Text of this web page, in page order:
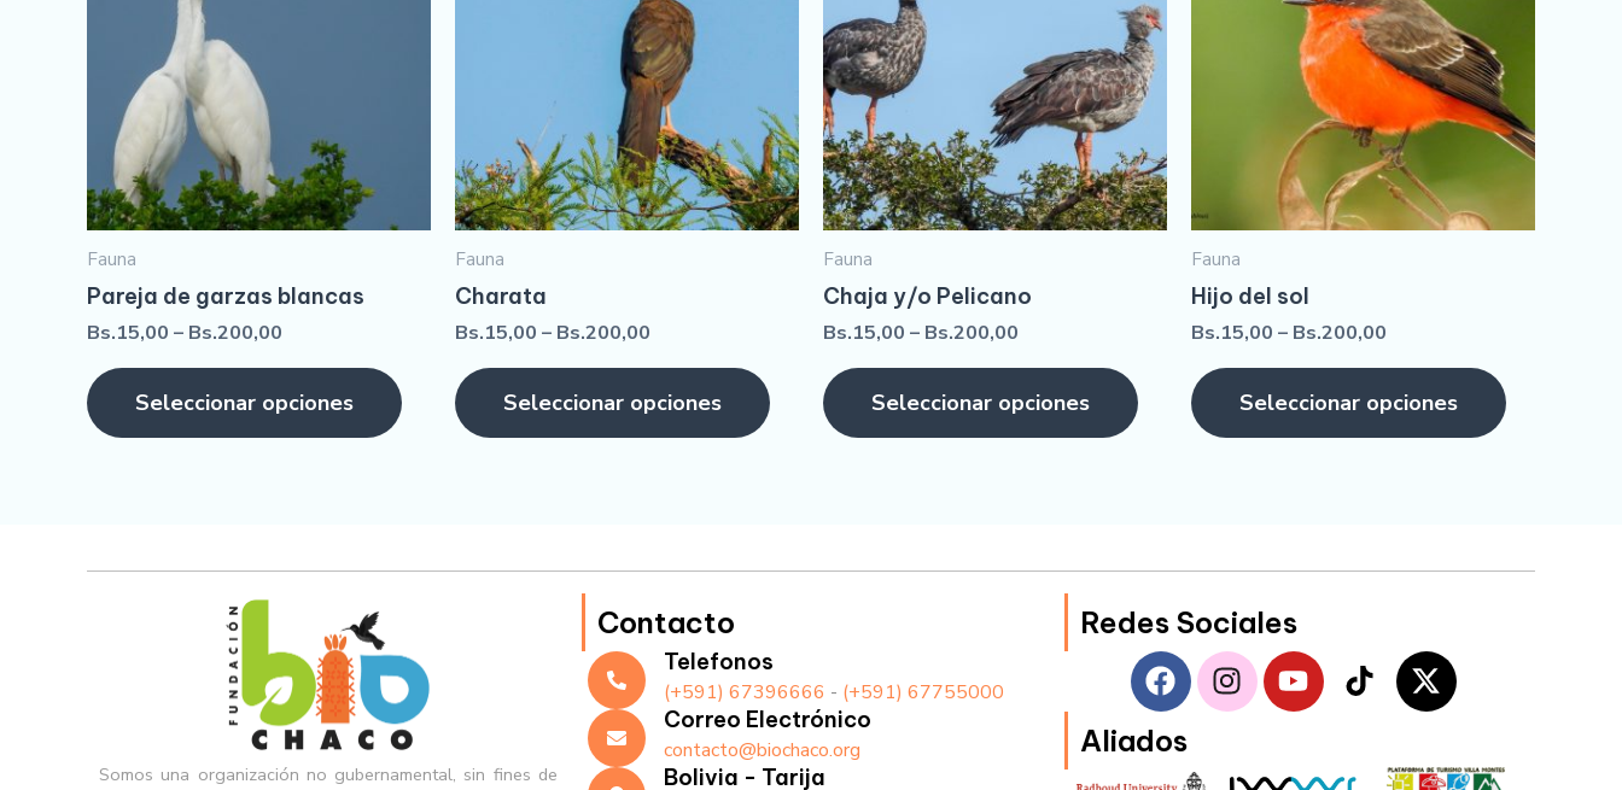
Fauna
Pareja de garzas blancas
Bs.15,00 – Bs.200,00
Seleccionar opciones
Fauna
Charata
Bs.15,00 – Bs.200,00
Seleccionar opciones
Fauna
Chaja y/o Pelicano
Bs.15,00 – Bs.200,00
Seleccionar opciones
Fauna
Hijo del sol
Bs.15,00 – Bs.200,00
Seleccionar opciones
Somos una organización no gubernamental, sin fines de
Contacto
Telefonos
(+591) 67396666 - (+591) 67755000
Correo Electrónico
contacto@biochaco.org
Bolivia - Tarija
Redes Sociales
F
a
c
e
I
n
s
Y
o
u
T
i
X
-
t
Aliados